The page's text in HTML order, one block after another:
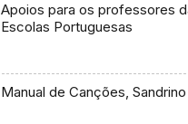
Apoios para os professores
Escolas Portuguesas
Manual de Canções, Sandrino